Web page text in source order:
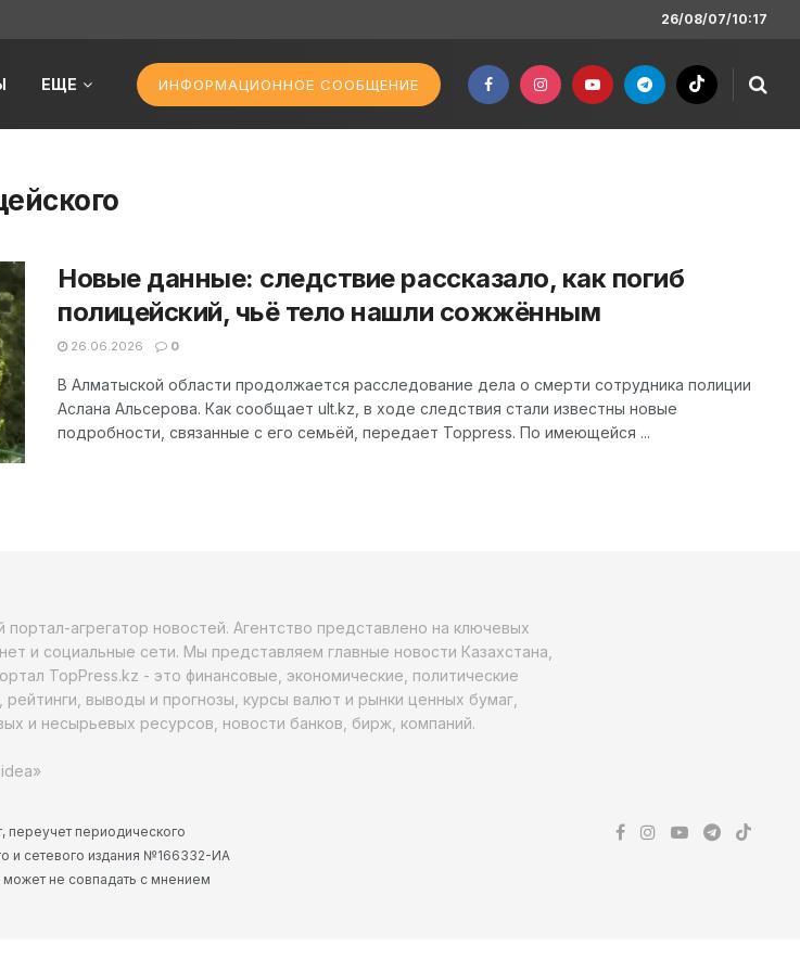
26/08/07/10:17
ЕЩЕ ИНФОРМАЦИОННОЕ СООБЩЕНИЕ
Новые данные: следствие рассказало, как погиб
полицейский, чьё тело нашли сожжённым
26.06.2026 0
В Алматыской области продолжается расследование дела о смерти сотрудника полиции
Аслана Альсерова. Как сообщает ult.kz, в ходе следствия стали известны новые
подробности, связанные с его семьёй, передает Toppress. По имеющейся ...
портал-агрегатор новостей. Агентство представлено на ключевых
и социальные сети. Мы представляем главные новости Казахстана,
TopPress.kz - это финансовые, экономические, политические
рейтинги, выводы и прогнозы, курсы валют и рынки ценных бумаг,
и несырьевых ресурсов, новости банков, бирж, компаний.
переучет периодического
и сетевого издания №166332-ИА
может не совпадать с мнением